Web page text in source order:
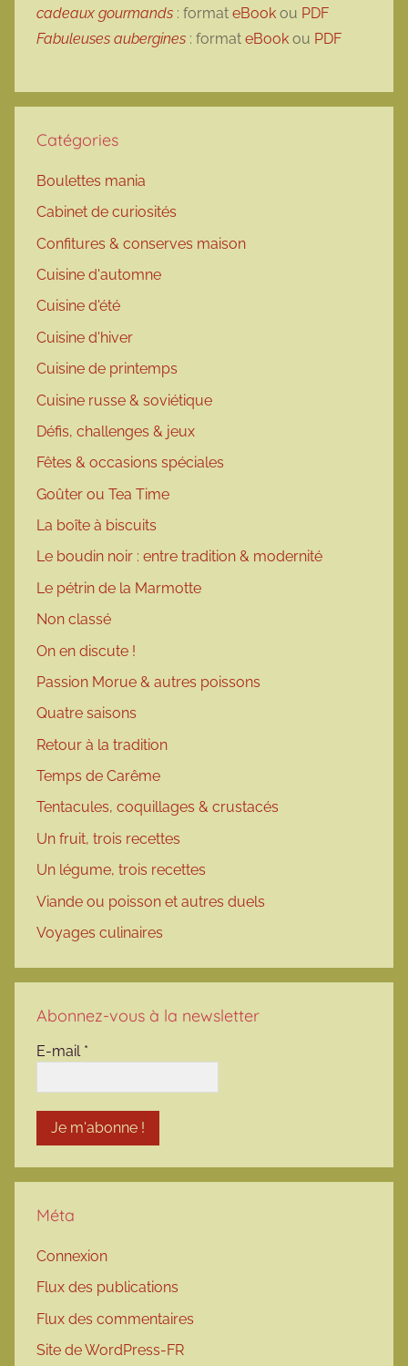
cadeaux gourmands : format eBook ou PDF
Fabuleuses aubergines : format eBook ou PDF
Catégories
Boulettes mania
Cabinet de curiosités
Confitures & conserves maison
Cuisine d'automne
Cuisine d'été
Cuisine d'hiver
Cuisine de printemps
Cuisine russe & soviétique
Défis, challenges & jeux
Fêtes & occasions spéciales
Goûter ou Tea Time
La boîte à biscuits
Le boudin noir : entre tradition & modernité
Le pétrin de la Marmotte
Non classé
On en discute !
Passion Morue & autres poissons
Quatre saisons
Retour à la tradition
Temps de Carême
Tentacules, coquillages & crustacés
Un fruit, trois recettes
Un légume, trois recettes
Viande ou poisson et autres duels
Voyages culinaires
Abonnez-vous à la newsletter
E-mail *
Méta
Connexion
Flux des publications
Flux des commentaires
Site de WordPress-FR